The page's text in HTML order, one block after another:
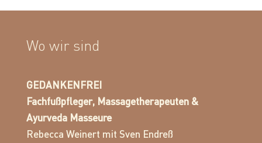
Wo wir sind
GEDANKENFREI
Fachfußpfleger, Massagetherapeuten &
Ayurveda Masseure
Rebecca Weinert mit Sven Endreß